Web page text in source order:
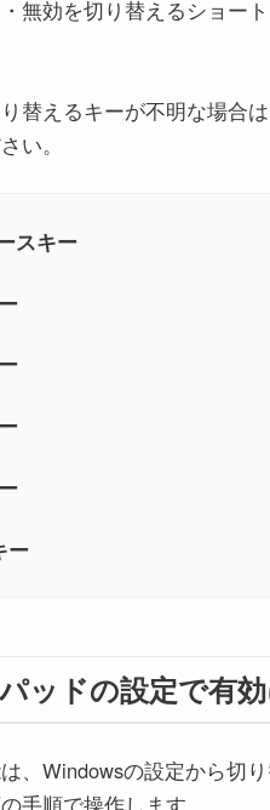
無効を切り替えるショー
替えるキーが不明な場合
い。
スキー
ー
ッドの設定で有
、Windowsの設定から切
手順で操作します。